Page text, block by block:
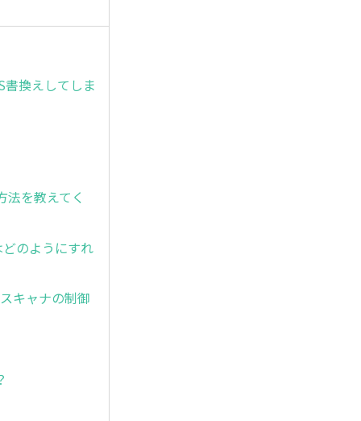
換えしてしま
を教えてく
のようにすれ
キャナの制御